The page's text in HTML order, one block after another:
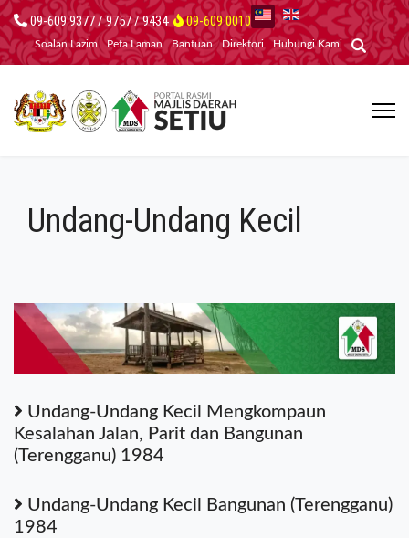
09-609 9377 / 9757 / 9434 09-609 0010
Soalan Lazim Peta Laman Bantuan Direktori Hubungi Kami
Undang-Undang Kecil
Undang-Undang Kecil Mengkompaun
Kesalahan Jalan, Parit dan Bangunan
(Terengganu) 1984
Undang-Undang Kecil Bangunan (Terengganu)
1984